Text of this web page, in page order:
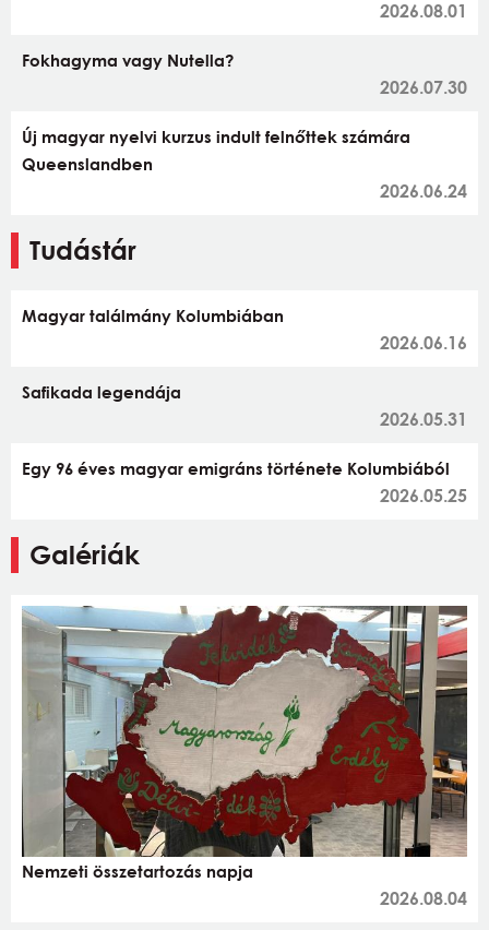
2026.08.01
Fokhagyma vagy Nutella?
2026.07.30
Új magyar nyelvi kurzus indult felnőttek számára
Queenslandben
2026.06.24
Tudástár
Magyar találmány Kolumbiában
2026.06.16
Safikada legendája
2026.05.31
Egy 96 éves magyar emigráns története Kolumbiából
2026.05.25
Galériák
Nemzeti összetartozás napja
2026.08.04